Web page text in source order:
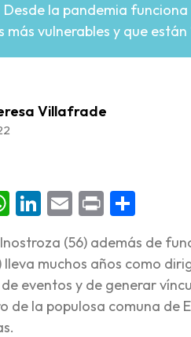
Desde la pandemia
más vulnerables y que
Villafrade
WhatsApp
LinkedIn
Email
Print
(56) además de
muchos años como
eventos y de generar
de la populosa comuna de